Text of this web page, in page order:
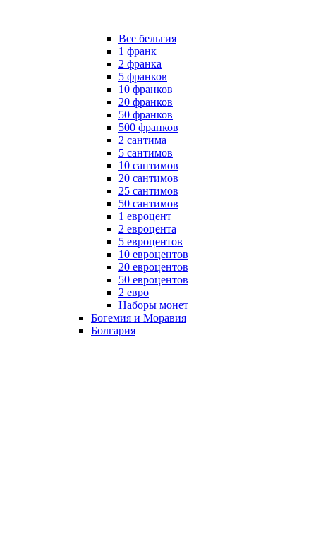
Все бельгия
1 франк
2 франка
5 франков
10 франков
20 франков
50 франков
500 франков
2 сантима
5 сантимов
10 сантимов
20 сантимов
25 сантимов
50 сантимов
1 евроцент
2 евроцента
5 евроцентов
10 евроцентов
20 евроцентов
50 евроцентов
2 евро
Наборы монет
Богемия и Моравия
Болгария